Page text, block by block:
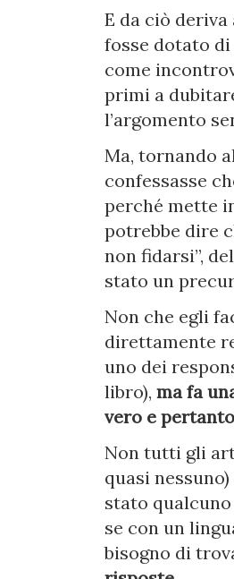
E da ciò
fosse dotato
come
primi a
l’argomento
Ma, tornando
confessasse
perché mette
potrebbe dire
non fidarsi”,
stato un
Non che egli
direttamente
uno dei
libro), ma fa
vero e
Non tutti gli
quasi
stato
se con un
bisogno di